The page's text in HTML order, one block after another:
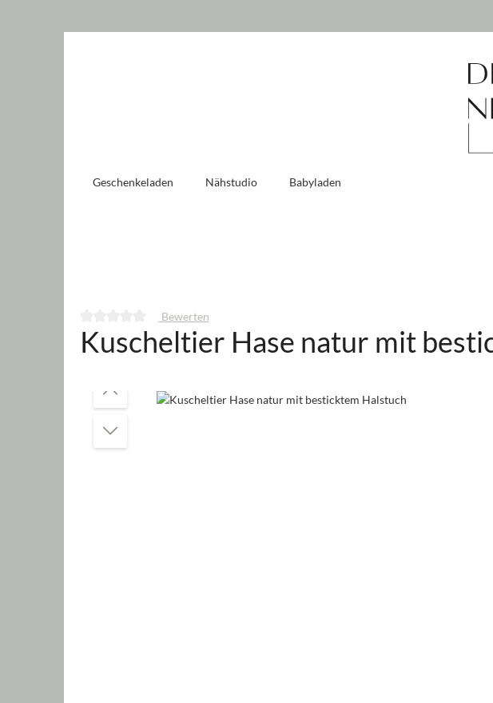
Geschenkeladen Nähstudio Babyladen
Durchschnittliche Bewertung von 0 von 5 Sternen
Bewerten
Kuscheltier Hase natur mit
Bildergalerie überspringen